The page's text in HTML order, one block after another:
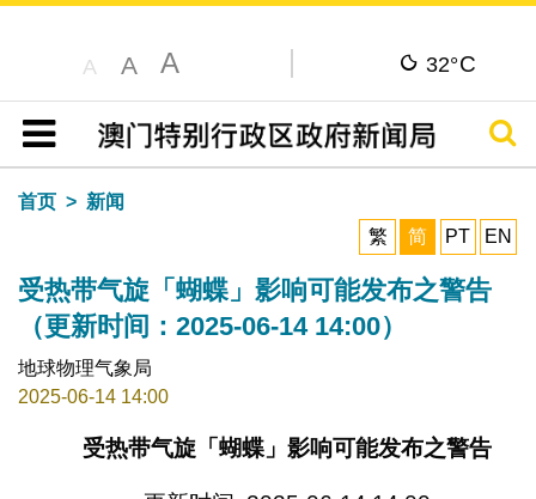
A A A 32°C
目录
搜寻
首页
新闻
繁
简 PT EN
受热带气旋「蝴蝶」影响可能发布之警告
（更新时间：2025-06-14 14:00）
地球物理气象局
2025-06-14 14:00
受热带气旋「蝴蝶」影响可能发布之警告